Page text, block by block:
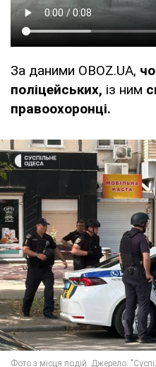
За даними OBOZ.UA,
поліцейських, із ним
правоохоронці.